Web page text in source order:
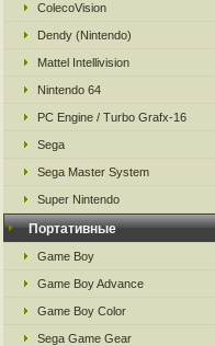
ColecoVision
Dendy (Nintendo)
Mattel Intellivision
Nintendo 64
PC Engine / Turbo Grafx-16
Sega
Sega Master System
Super Nintendo
Портативные
Game Boy
Game Boy Advance
Game Boy Color
Sega Game Gear